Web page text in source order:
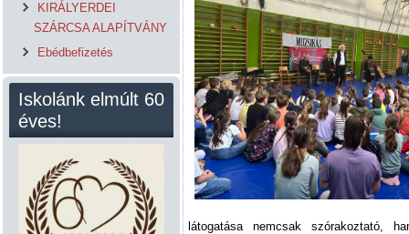
KIRÁLYERDEI
SZÁRCSA ALAPÍTVÁNY
Ebédbefizetés
Iskolánk elmúlt 60
éves!
látogatása nemcsak szórakoztató,